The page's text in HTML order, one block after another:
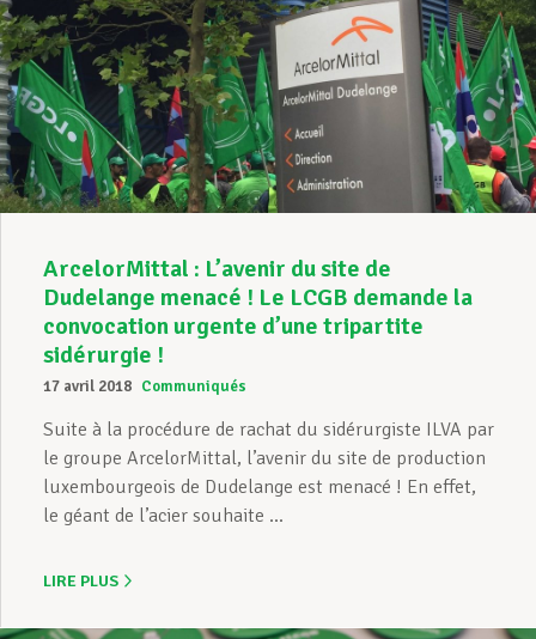
ArcelorMittal : L’avenir du site de
Dudelange menacé ! Le LCGB demande la
convocation urgente d’une tripartite
sidérurgie !
17 avril 2018 Communiqués
Suite à la procédure de rachat du sidérurgiste ILVA par
le groupe ArcelorMittal, l’avenir du site de production
luxembourgeois de Dudelange est menacé ! En effet,
le géant de l’acier souhaite ...
LIRE PLUS